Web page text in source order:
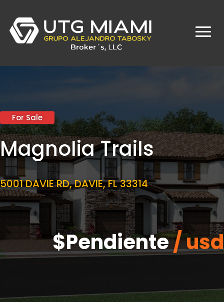
For Sale
Magnolia Trails
5001 DAVIE RD, DAVIE, FL 33314
$Pendiente/ usd